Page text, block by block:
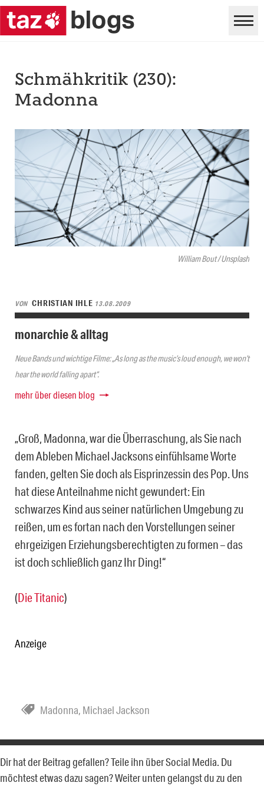
William Bout / Unsplash
Schmähkritik (230):
Madonna
VON CHRISTIAN IHLE 13.08.2009
monarchie & alltag
Neue Bands und wichtige Filme: „As long as the music’s loud enough, we won’t
hear the world falling apart“.
mehr über diesen blog
„Groß, Madonna, war die Überraschung, als Sie nach
dem Ableben Michael Jacksons einfühlsame Worte
fanden, gelten Sie doch als Eisprinzessin des Pop. Uns
hat diese Anteilnahme nicht gewundert: Ein
schwarzes Kind aus seiner natürlichen Umgebung zu
reißen, um es fortan nach den Vorstellungen seiner
ehrgeizigen Erziehungsberechtigten zu formen – das
ist doch schließlich ganz Ihr Ding!“
(Die Titanic)
Anzeige
Madonna, Michael Jackson
Dir hat der Beitrag gefallen? Teile ihn über Social Media. Du
möchtest etwas dazu sagen? Weiter unten gelangst du zu den